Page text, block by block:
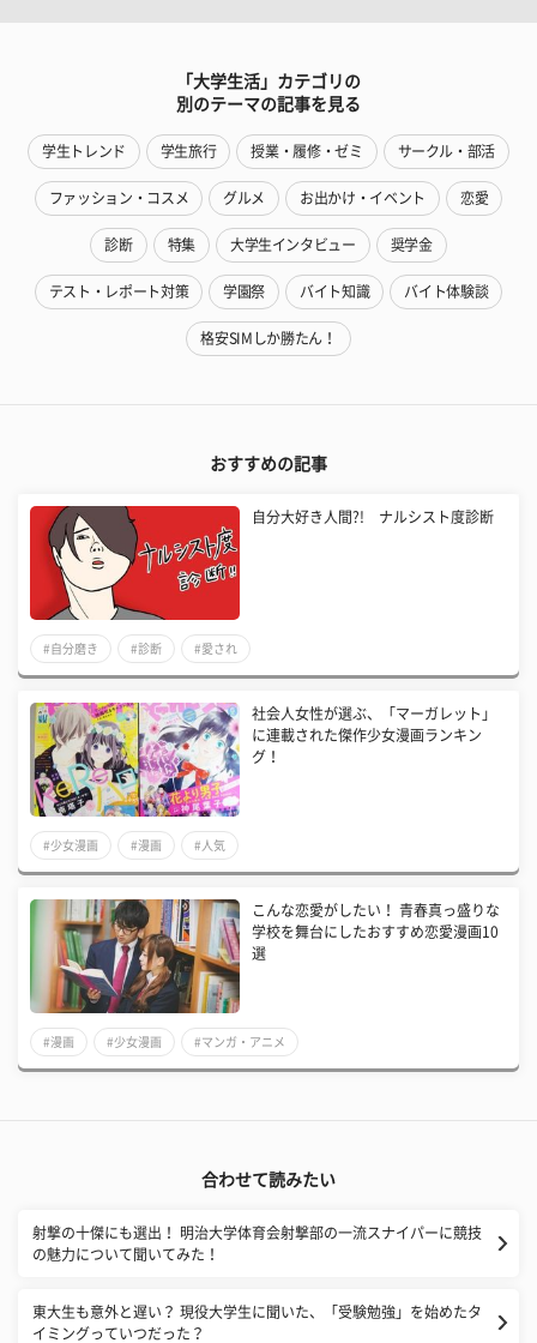
「大学生活」カテゴリの
別のテーマの記事を見る
学生トレンド 学生旅行 授業・履修・ゼミ サークル・部活
ファッション・コスメ グルメ お出かけ・イベント 恋愛
診断 特集 大学生インタビュー 奨学金
テスト・レポート対策 学園祭 バイト知識 バイト体験談
格安SIMしか勝たん！
おすすめの記事
自分大好き人間?! ナルシスト度診断
#自分磨き #診断 #愛され
社会人女性が選ぶ、「マーガレット」
に連載された傑作少女漫画ランキン
グ！
#少女漫画 #漫画 #人気
こんな恋愛がしたい！ 青春真っ盛りな
学校を舞台にしたおすすめ恋愛漫画10
選
#漫画 #少女漫画 #マンガ・アニメ
合わせて読みたい
射撃の十傑にも選出！ 明治大学体育会射撃部の一流スナイパーに競技
の魅力について聞いてみた！
東大生も意外と遅い？ 現役大学生に聞いた、「受験勉強」を始めたタ
イミングっていつだった？